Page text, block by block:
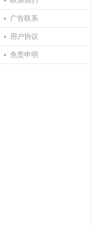
广告联系
用户协议
免责申明